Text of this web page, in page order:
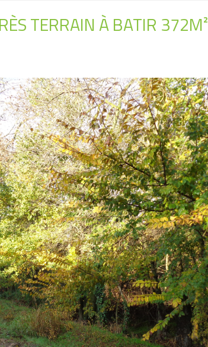
TERRAIN À BATIR 372M²